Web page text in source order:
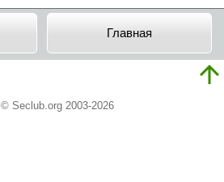
Главная
© Seclub.org 2003-2026